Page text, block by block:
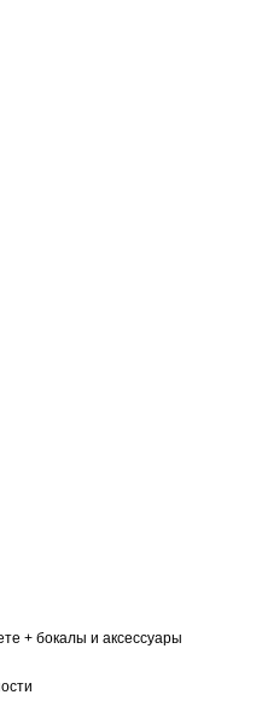
+ бокалы и аксессуары